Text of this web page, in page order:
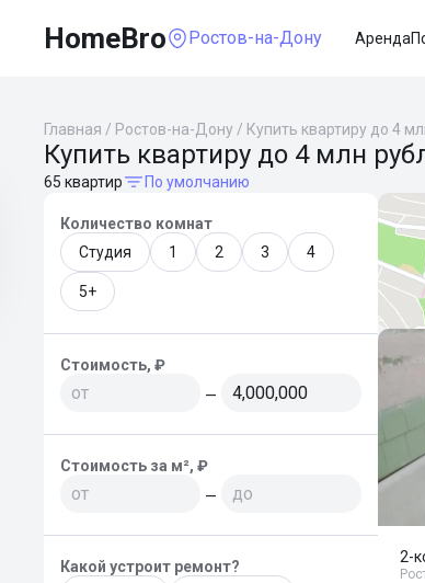
HomeBro Ростов-на-Дону Аренда
Главная / Ростов-на-Дону / Купить квартиру до 4
Купить квартиру до 4 млн
65 квартир По умолчанию
Количество комнат
Студия
1 2 3 4
5+
Стоимость, ₽
—
Стоимость за м², ₽
—
Какой устроит ремонт?
2-